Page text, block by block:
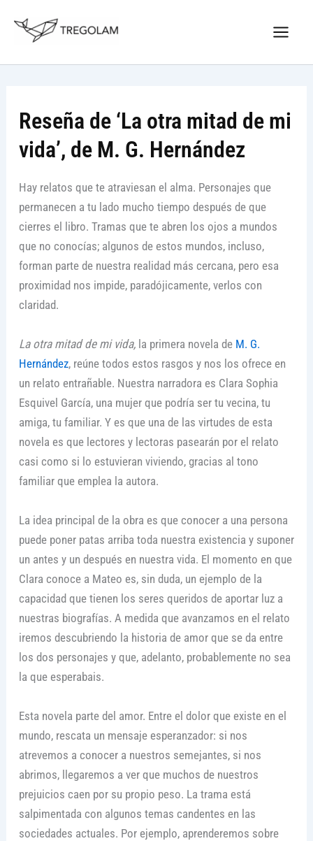
Reseña de ‘La otra mitad de mi
vida’, de M. G. Hernández
Hay relatos que te atraviesan el alma. Personajes que
permanecen a tu lado mucho tiempo después de que
cierres el libro. Tramas que te abren los ojos a mundos
que no conocías; algunos de estos mundos, incluso,
forman parte de nuestra realidad más cercana, pero esa
proximidad nos impide, paradójicamente, verlos con
claridad.
La otra mitad de mi vida,la primera novela de M. G.
Hernández, reúne todos estos rasgos y nos los ofrece en
un relato entrañable. Nuestra narradora es Clara Sophia
Esquivel García, una mujer que podría ser tu vecina, tu
amiga, tu familiar. Y es que una de las virtudes de esta
novela es que lectores y lectoras pasearán por el relato
casi como si lo estuvieran viviendo, gracias al tono
familiar que emplea la autora.
La idea principal de la obra es que conocer a una persona
puede poner patas arriba toda nuestra existencia y suponer
un antes y un después en nuestra vida. El momento en que
Clara conoce a Mateo es, sin duda, un ejemplo de la
capacidad que tienen los seres queridos de aportar luz a
nuestras biografías. A medida que avanzamos en el relato
iremos descubriendo la historia de amor que se da entre
los dos personajes y que, adelanto, probablemente no sea
la que esperabais.
Esta novela parte del amor. Entre el dolor que existe en el
mundo, rescata un mensaje esperanzador: si nos
atrevemos a conocer a nuestros semejantes, si nos
abrimos, llegaremos a ver que muchos de nuestros
prejuicios caen por su propio peso. La trama está
salpimentada con algunos temas candentes en las
sociedades actuales. Por ejemplo, aprenderemos sobre